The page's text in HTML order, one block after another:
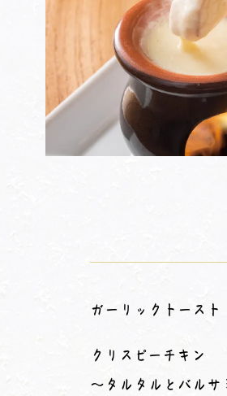
ガーリックトースト
クリスピーチキン
～タルタルとバルサ